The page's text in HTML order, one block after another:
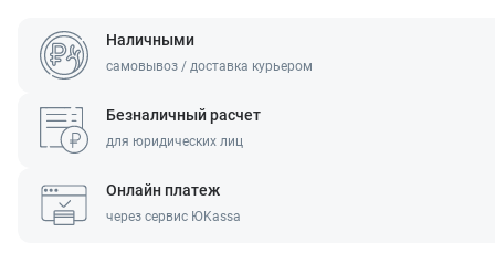
Наличными
самовывоз / доставка курьером
Безналичный расчет
для юридических лиц
Онлайн платеж
через сервис ЮKassa
Купить в 1 клик
Данные формы отправлены
Оставить заявку
Ваше имя
Данные формы отправлены
Оставить заявку
Данные формы отправлены